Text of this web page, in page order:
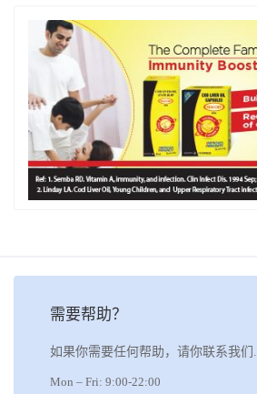
需要帮助？
如果你需要任何帮助，请你联系我们.
Mon – Fri: 9:00-22:00